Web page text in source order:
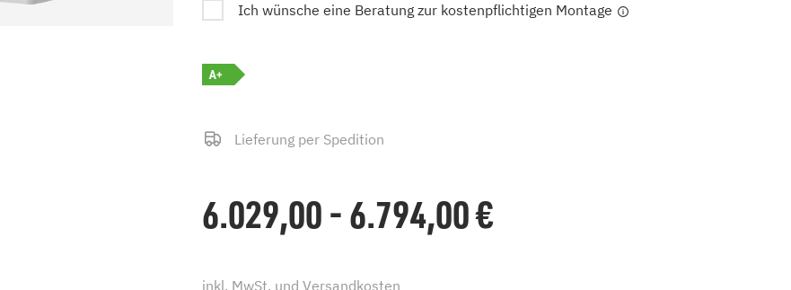
Ich wünsche eine Beratung zur kostenpflichtigen Montage
A+
Lieferung per Spedition
6.029,00 - 6.794,00€
inkl. MwSt. und Versandkosten